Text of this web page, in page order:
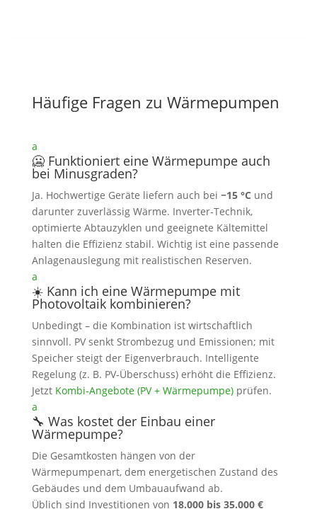
Häufige Fragen zu Wärmepumpen
a
🥶 Funktioniert eine Wärmepumpe auch
bei Minusgraden?
Ja. Hochwertige Geräte liefern auch bei −15 °C und
darunter zuverlässig Wärme. Inverter‑Technik,
optimierte Abtauzyklen und geeignete Kältemittel
halten die Effizienz stabil. Wichtig ist eine passende
Anlagenauslegung mit realistischen Reserven.
a
☀️ Kann ich eine Wärmepumpe mit
Photovoltaik kombinieren?
Unbedingt – die Kombination ist wirtschaftlich
sinnvoll. PV senkt Strombezug und Emissionen; mit
Speicher steigt der Eigenverbrauch. Intelligente
Regelung (z. B. PV‑Überschuss) erhöht die Effizienz.
Jetzt Kombi‑Angebote (PV + Wärmepumpe)prüfen.
a
🔧 Was kostet der Einbau einer
Wärmepumpe?
Die Gesamtkosten hängen von der
Wärmepumpenart, dem energetischen Zustand des
Gebäudes und dem Umbauaufwand ab.
Üblich sind Investitionen von 18.000 bis 35.000 €